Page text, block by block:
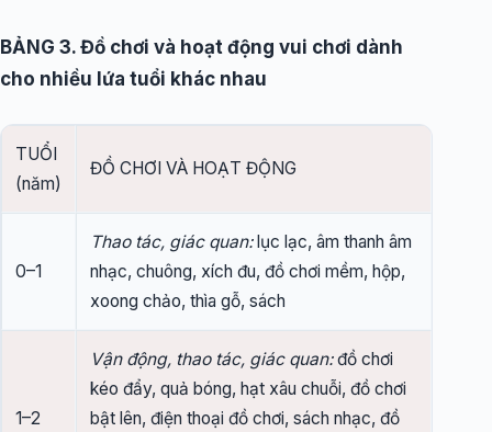
BẢNG 3. Đồ chơi và hoạt động vui chơi dành
cho nhiều lứa tuổi khác nhau
TUỔI
(năm)
ĐỒ CHƠI VÀ HOẠT ĐỘNG
0–1
Thao tác, giác quan:lục lạc, âm thanh âm
nhạc, chuông, xích đu, đồ chơi mềm, hộp,
xoong chảo, thìa gỗ, sách
1–2
Vận động, thao tác, giác quan:đồ chơi
kéo đẩy, quả bóng, hạt xâu chuỗi, đồ chơi
bật lên, điện thoại đồ chơi, sách nhạc, đồ